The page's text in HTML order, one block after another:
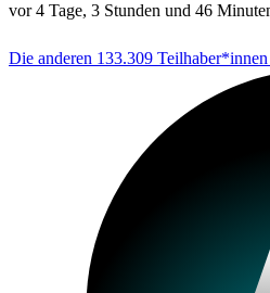
vor 4 Tage, 3 Stunden und 46
Die anderen 133.309